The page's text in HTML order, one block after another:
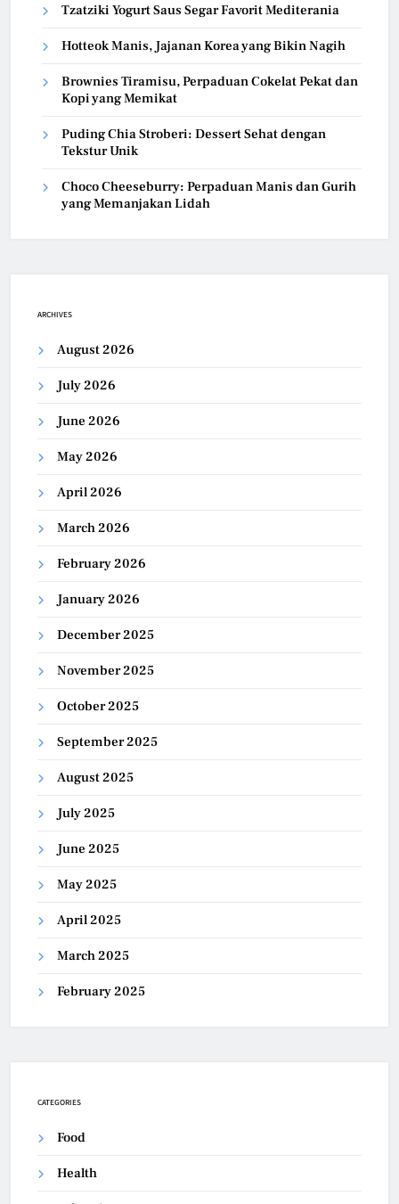
Tzatziki Yogurt Saus Segar Favorit Mediterania
Hotteok Manis, Jajanan Korea yang Bikin Nagih
Brownies Tiramisu, Perpaduan Cokelat Pekat dan
Kopi yang Memikat
Puding Chia Stroberi: Dessert Sehat dengan
Tekstur Unik
Choco Cheeseburry: Perpaduan Manis dan Gurih
yang Memanjakan Lidah
ARCHIVES
August 2026
July 2026
June 2026
May 2026
April 2026
March 2026
February 2026
January 2026
December 2025
November 2025
October 2025
September 2025
August 2025
July 2025
June 2025
May 2025
April 2025
March 2025
February 2025
CATEGORIES
Food
Health